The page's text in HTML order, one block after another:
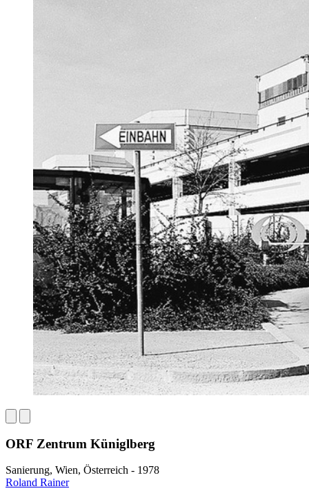
ORF Zentrum Küniglberg
Sanierung, Wien, Österreich - 1978
Roland Rainer